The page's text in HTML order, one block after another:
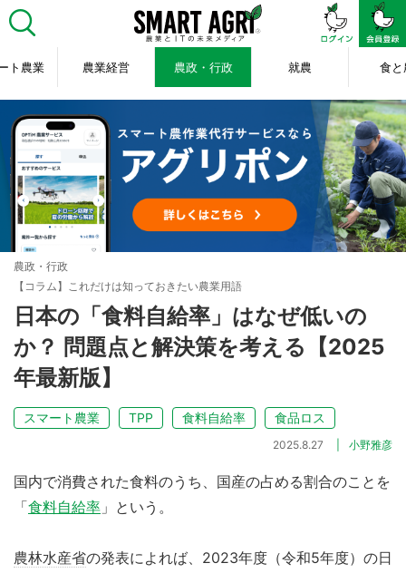
ト農業 農業経営 農政・行政 就農 食と
農政・行政
【コラム】これだけは知っておきたい農業用語
日本の「食料自給率」はなぜ低いの
か？ 問題点と解決策を考える【2025
年最新版】
スマート農業 TPP 食料自給率 食品ロス
2025.8.27 小野雅彦
国内で消費された食料のうち、国産の占める割合のことを
「食料自給率 」という。
農林水産省の発表によれば、2023年度（令和5年度）の日